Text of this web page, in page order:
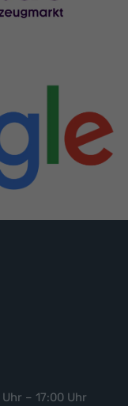
– 17:00 Uhr